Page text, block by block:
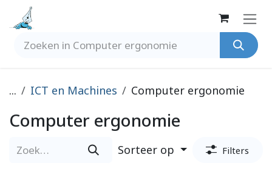
Overslaan naar inhoud
... ICT en Machines Computer ergonomie
Computer ergonomie
Sorteer op Filters